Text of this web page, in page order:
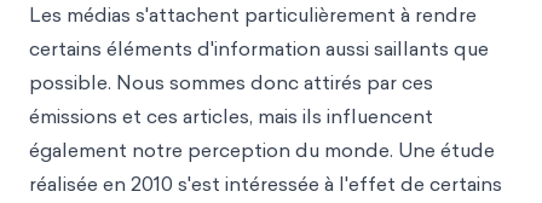
Les médias s'attachent particulièrement à rendre
certains éléments d'information aussi saillants que
possible. Nous sommes donc attirés par ces
émissions et ces articles, mais ils influencent
également notre perception du monde. Une étude
réalisée en 2010 s'est intéressée à l'effet de certains